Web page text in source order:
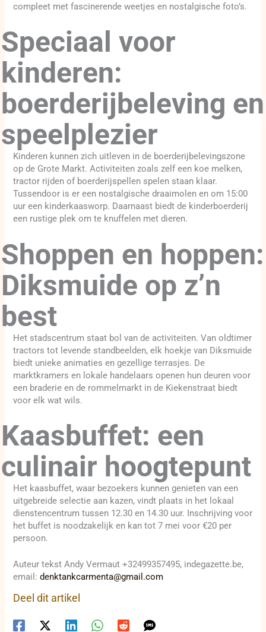
compleet met fascinerende weetjes en nostalgische foto’s.
Speciaal voor
kinderen:
boerderijbeleving en
speelplezier
Kinderen kunnen zich uitleven in de boerderijbelevingszone
op de Grote Markt. Activiteiten zoals zelf een koe melken,
tractor rijden of boerderijspellen spelen staan klaar.
Tussendoor is er een nostalgische draaimolen en om 15:00
uur een kinderkaasworp. Daarnaast biedt de kinderboerderij
een rustige plek om te knuffelen met dieren.
Shoppen en hoppen:
Diksmuide op z’n
best
Het stadscentrum staat bol van de activiteiten. Van oldtimer
tractors tot levende standbeelden, elk hoekje van Diksmuide
biedt unieke animaties en gezellige terrasjes. De
marktkramers en lokale handelaars openen hun deuren voor
een braderie en de rommelmarkt in de Kiekenstraat biedt
voor elk wat wils.
Kaasbuffet: een
culinair hoogtepunt
Het kaasbuffet, waar bezoekers kunnen genieten van een
uitgebreide selectie aan kazen, vindt plaats in het lokaal
dienstencentrum tussen 12.30 en 14.30 uur. Inschrijving voor
het buffet is noodzakelijk en kan tot 7 mei voor €20 per
persoon.
Auteur tekst Andy Vermaut +32499357495, indegazette.be,
email:denktankcarmenta@gmail.com
Deel dit artikel